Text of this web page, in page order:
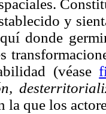
y
donde
(véase
la que los